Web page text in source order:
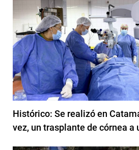
Histórico: Se realizó en
vez, un trasplante de córnea a